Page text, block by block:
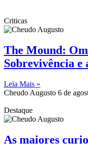
Criticas
The Mound:
Sobrevivência e
Leia Mais »
Cheudo Augusto 6 de
Destaque
As maiores